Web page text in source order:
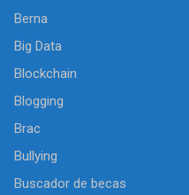
Berna
Big Data
Blockchain
Blogging
Brac
Bullying
Buscador de becas